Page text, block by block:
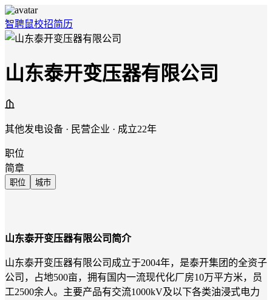
智聘鼠校招简历
山东泰开变压器有限公司
其他发电设备 · 民营企业 · 成立22年
职位
简章
职位 城市
山东泰开变压器有限公司简介
山东泰开变压器有限公司成立于2004年，是泰开集团的全资子
公司，占地500亩，拥有国内一流现代化厂房10万平方米，员
工2500余人。主要产品有交流1000kV及以下各类油浸式电力